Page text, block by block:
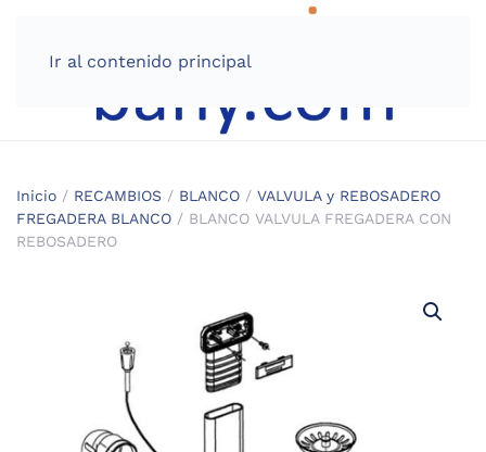
Ir al contenido principal
Inicio / RECAMBIOS / BLANCO / VALVULA y REBOSADERO
FREGADERA BLANCO / BLANCO VALVULA FREGADERA CON
REBOSADERO